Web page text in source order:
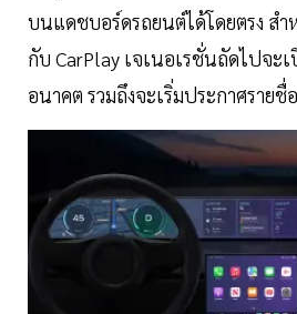
บนแดชบอร์ดรถยนต์ได้โดยตรง สำ
กับ CarPlay เจเนอเรชั่นถัดไปจะ
อนาคต รวมถึงจะเริ่มประกาศราย